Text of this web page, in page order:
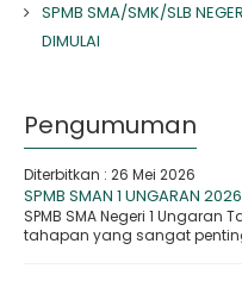
SPMB SMA/SMK/SLB
DIMULAI
Pengumuman
Diterbitkan : 26 Mei 2026
SPMB SMAN 1 UNGARAN 2026
SPMB SMA Negeri 1
tahapan yang sangat